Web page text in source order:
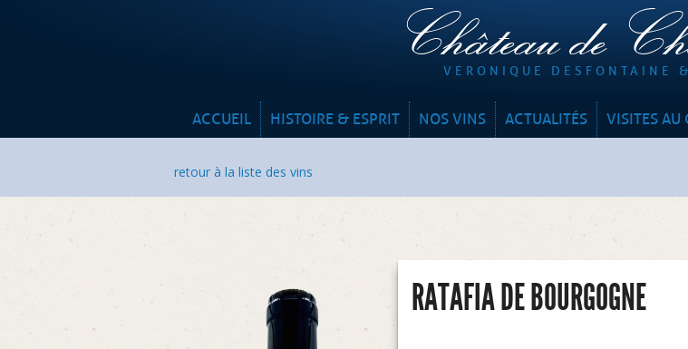
Château de
VERONIQUE DESFONTAINE
ACCUEIL HISTOIRE & ESPRIT NOS VINS ACTUALITÉS VISITES AU
retour à la liste des vins
RATAFIA DE BOURGOGNE